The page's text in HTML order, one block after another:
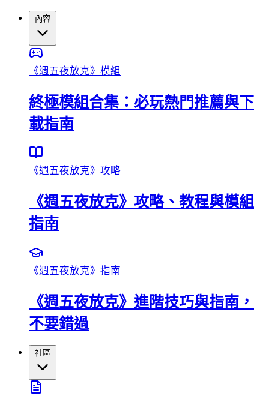
《週五夜放克》模組
終極模組合集：必玩熱門推薦與下
載指南
《週五夜放克》攻略
《週五夜放克》攻略、教程與模組
指南
《週五夜放克》指南
《週五夜放克》進階技巧與指南，
不要錯過